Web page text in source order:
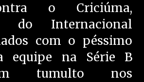
o Criciúma,
do Internacional
com o péssimo
equipe na Série B
tumulto nos